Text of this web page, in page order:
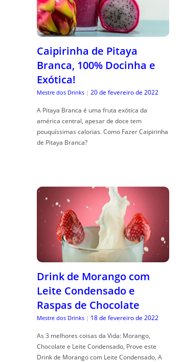
Caipirinha de Pitaya
Branca, 100% Docinha e
Exótica!
Mestre dos Drinks | 20 de fevereiro de 2022
A Pitaya Branca é uma fruta exótica da
américa central, apesar de doce tem
pouquíssimas calorias. Como Fazer Caipirinha
de Pitaya Branca?
Drink de Morango com
Leite Condensado e
Raspas de Chocolate
Mestre dos Drinks | 18 de fevereiro de 2022
As 3 melhores coisas da Vida: Morango,
Chocolate e Leite Condensado, Prove este
Drink de Morango com Leite Condensado, A